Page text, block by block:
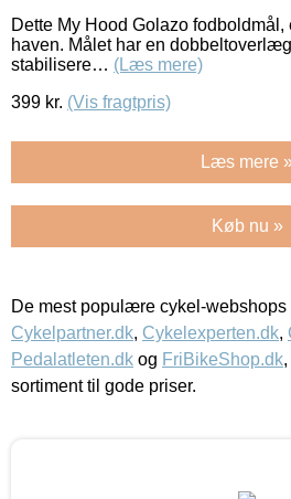
Dette My Hood Golazo
haven. Målet har en
stabilisere… (Læs mere)
399 kr. (Vis fragtpris)
Læs mere
Køb nu »
De mest populære cykel-
Cykelpartner.dk, Cykelexperten.dk,
Pedalatleten.dk og FriBikeShop.dk
sortiment til gode priser.